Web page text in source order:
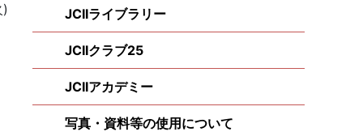
JCIIライブラリー
JCIIクラブ25
JCIIアカデミー
写真・資料等の使用について